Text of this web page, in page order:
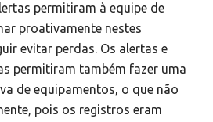
permitiram à equipe de
proativamente nestes
evitar perdas. Os alertas e
permitiram também fazer uma
de equipamentos, o que não
pois os registros eram